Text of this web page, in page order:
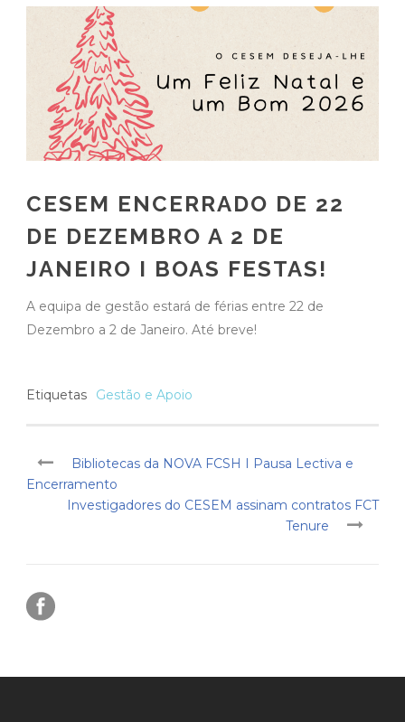
CESEM ENCERRADO DE 22
DE DEZEMBRO A 2 DE
JANEIRO I BOAS FESTAS!
A equipa de gestão estará de férias entre 22 de
Dezembro a 2 de Janeiro. Até breve!
Etiquetas Gestão e Apoio
Bibliotecas da NOVA FCSH I Pausa Lectiva e
Encerramento
Investigadores do CESEM assinam contratos FCT
Tenure